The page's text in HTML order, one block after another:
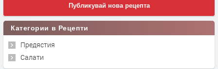
Публикувай нова рецепта
Категории в Рецепти
Предястия
Салати